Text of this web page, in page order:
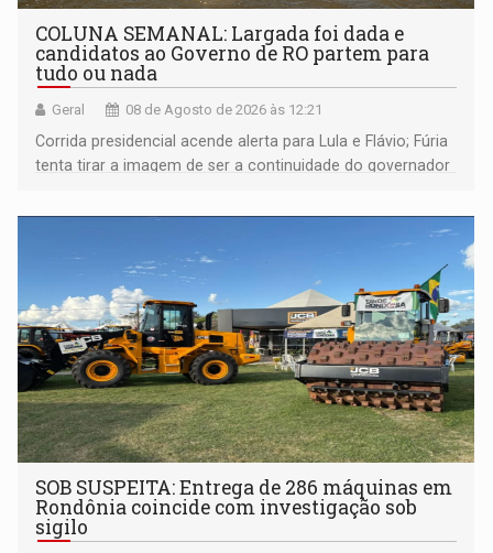
COLUNA SEMANAL: Largada foi dada e
candidatos ao Governo de RO partem para
tudo ou nada
Geral 08 de Agosto de 2026 às 12:21
Corrida presidencial acende alerta para Lula e Flávio; Fúria
tenta tirar a imagem de ser a continuidade do governador
não ter entrado no modo eleição; ABAV faz evento em
SOB SUSPEITA: Entrega de 286 máquinas em
Rondônia coincide com investigação sob
sigilo